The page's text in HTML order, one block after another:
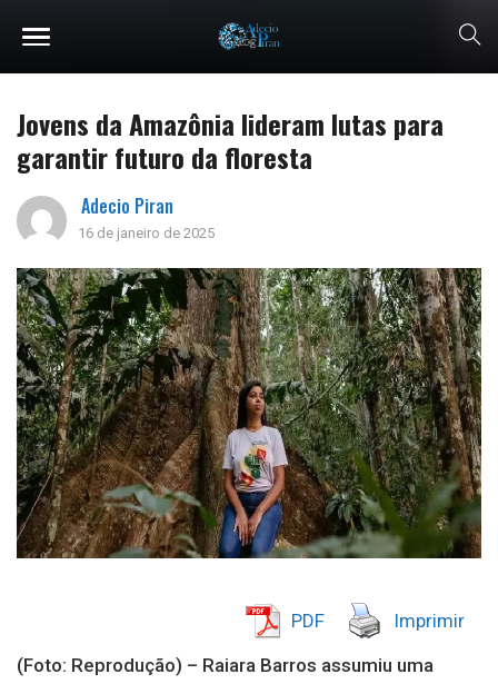
Jovens da Amazônia lideram lutas para
garantir futuro da floresta
Adecio Piran
16 de janeiro de 2025
PDF Imprimir
(Foto: Reprodução) – Raiara Barros assumiu uma